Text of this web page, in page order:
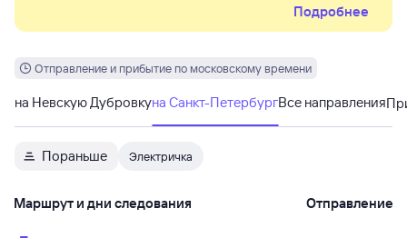
станций с задержками. Возможны внеплановые
отмены/сокращения поездов.
Подробнее
Отправление и прибытие по московскому времени
на Невскую Дубровкуна Санкт-ПетербургВсе направления
Пораньше Электричка
Маршрут и дни следования Отправление